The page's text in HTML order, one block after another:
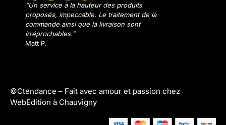
“Un service à la hauteur des produits
proposés, impeccable. Le traitement de la
commande ainsi que la livraison sont
irréprochables.”
Matt P.
©Ctendance – Fait avec amour et passion chez
WebEdition à Chauvigny